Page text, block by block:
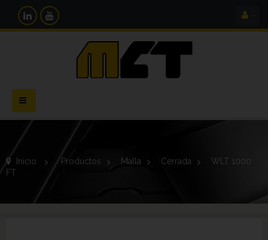
Navegación
Toggle
Inicio > Productos > Malla > Cerrada >
WLT 1000
FT